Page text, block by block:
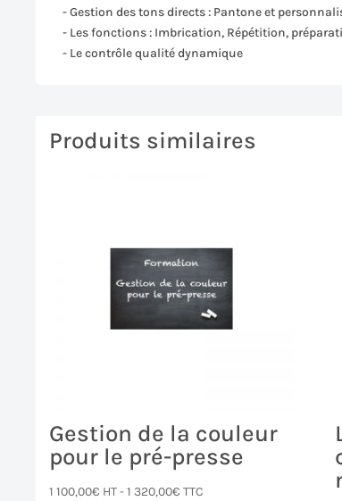
- Gestion des tons directs : Pantone et
- Les fonctions : Imbrication, Répétition,
- Le contrôle qualité dynamique
Produits similaires
Gestion de la couleur
pour le pré-presse
1 100,00€ HT -1 320,00€ TTC